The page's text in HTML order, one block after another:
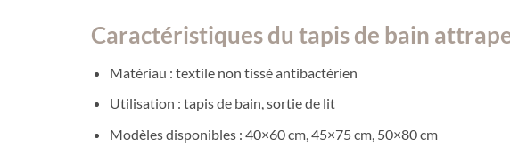
Caractéristiques du tapis de bain
Matériau : textile non tissé antibactérien
Utilisation : tapis de bain, sortie de lit
Modèles disponibles : 40×60 cm, 45×75 cm, 50×80 cm